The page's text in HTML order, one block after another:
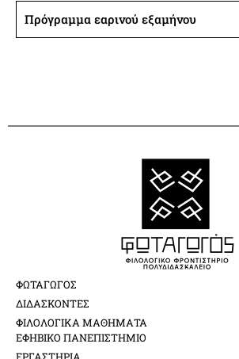
Πρόγραμμα εαρινού εξαμήνου
ΦΩΤΑΓΩΓΟΣ
ΔΙΔΑΣΚΟΝΤΕΣ
ΦΙΛΟΛΟΓΙΚΑ ΜΑΘΗΜΑΤΑ
ΕΦΗΒΙΚΟ ΠΑΝΕΠΙΣΤΗΜΙΟ